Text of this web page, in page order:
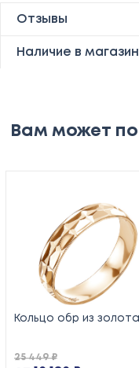
Отзывы
Наличие в
Вам может
Кольцо обр из золота
25 449 ₽